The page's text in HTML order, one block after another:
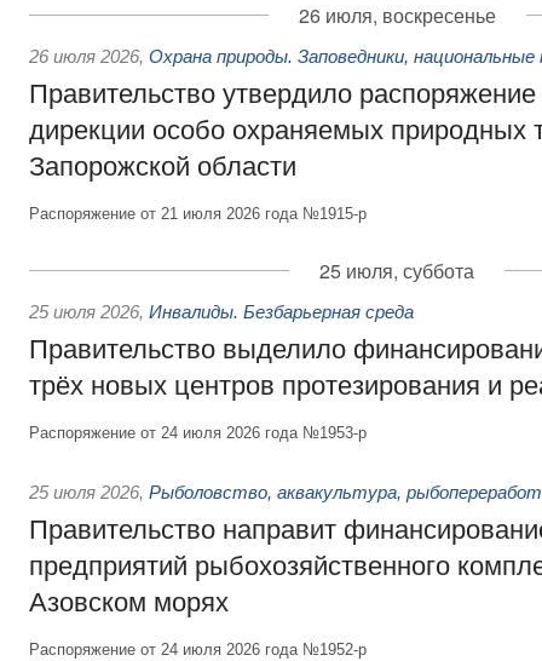
26 июля, воскресенье
26 июля 2026, Охрана природы. Заповедники, национальные
Правительство утвердило
дирекции особо охраняемых природных
Запорожской области
Распоряжение от 21 июля 2026 года №1915-р
25 июля, суббота
25 июля 2026, Инвалиды. Безбарьерная среда
Правительство выделило
трёх новых центров протезирования и
Распоряжение от 24 июля 2026 года №1953-р
25 июля 2026, Рыболовство, аквакультура,
Правительство направит
предприятий рыбохозяйственного
Азовском морях
Распоряжение от 24 июля 2026 года №1952-р